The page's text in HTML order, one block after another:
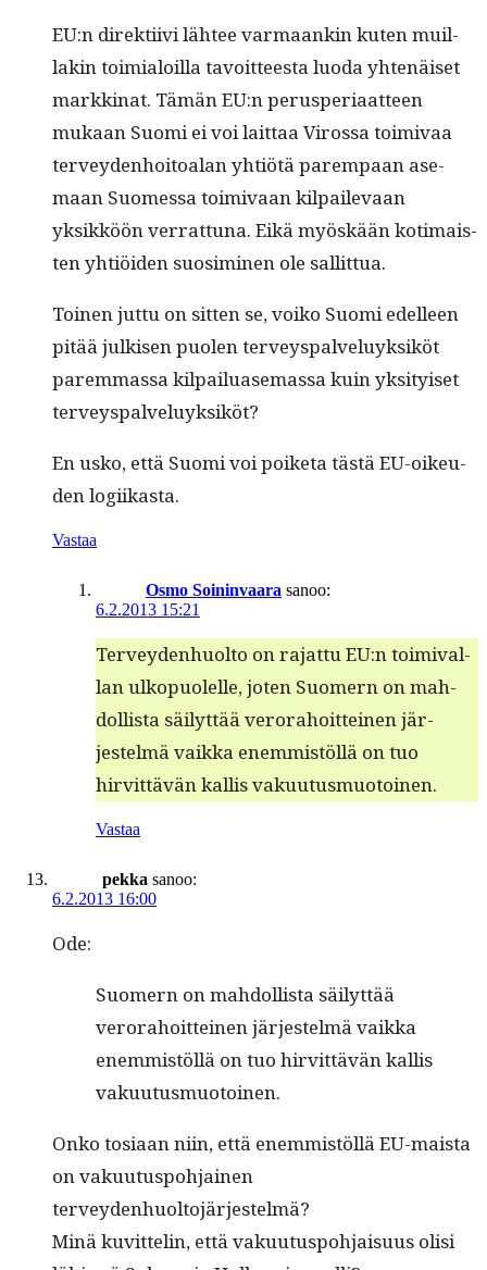
EU:n direk­ti­ivi läh­tee var­maankin kuten muil­
lakin toimi­aloil­la tavoit­teesta luo­da yht­enäiset
markki­nat. Tämän EU:n perus­pe­ri­aat­teen
mukaan Suo­mi ei voi lait­taa Virossa toimi­vaa
ter­vey­den­hoitoalan yhtiötä parem­paan ase­
maan Suomes­sa toimi­vaan kil­pail­e­vaan
yksikköön ver­rat­tuna. Eikä myöskään koti­mais­
ten yhtiöi­den suosimi­nen ole sallittua.
Toinen jut­tu on sit­ten se, voiko Suo­mi edelleen
pitää julkisen puolen ter­veyspalveluyk­siköt
parem­mas­sa kil­pailu­ase­mas­sa kuin yksi­tyiset
terveyspalveluyksiköt?
En usko, että Suo­mi voi poike­ta tästä EU-oikeu­
den logiikasta.
Vastaa
Osmo Soininvaara sanoo:
6.2.2013 15:21
Ter­vey­den­huolto on rajat­tu EU:n toimi­val­
lan ulkop­uolelle, joten Suomern on mah­
dol­lista säi­lyt­tää verora­hoit­teinen jär­
jestelmä vaik­ka enem­mistöl­lä on tuo
hirvit­tävän kallis vakuutusmuotoinen.
Vastaa
pekka sanoo:
6.2.2013 16:00
Ode:
Suomern on mah­dol­lista säi­lyt­tää
verora­hoit­teinen jär­jestelmä vaik­ka
enem­mistöl­lä on tuo hirvit­tävän kallis
vakuutusmuotoinen.
Onko tosi­aan niin, että enem­mistöl­lä EU-maista
on vaku­u­tus­po­h­jainen
terveydenhuoltojärjestelmä?
Minä kuvit­telin, että vaku­u­tus­po­h­jaisu­us olisi